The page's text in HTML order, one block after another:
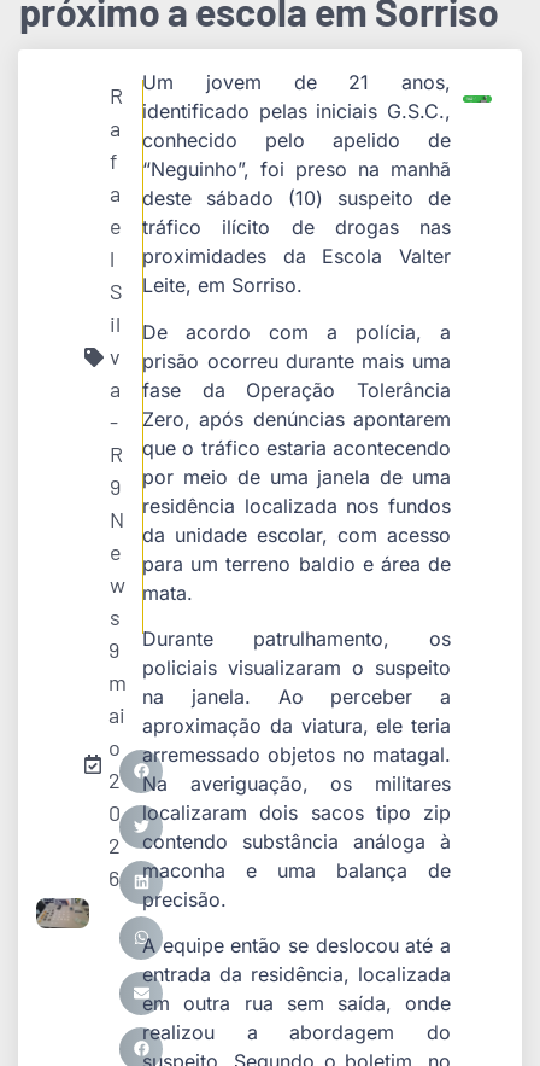
próximo a escola em Sorriso
R
a
f
a
e
l
S
il
v
a
-
R
9
N
e
w
s
9
m
ai
o
2
0
2
6
Um jovem de 21 anos,
identificado pelas iniciais G.S.C.,
conhecido pelo apelido de
“Neguinho”, foi preso na manhã
deste sábado (10) suspeito de
tráfico ilícito de drogas nas
proximidades da Escola Valter
Leite, em Sorriso.
De acordo com a polícia, a
prisão ocorreu durante mais uma
fase da Operação Tolerância
Zero, após denúncias apontarem
que o tráfico estaria acontecendo
por meio de uma janela de uma
residência localizada nos fundos
da unidade escolar, com acesso
para um terreno baldio e área de
mata.
Durante patrulhamento, os
policiais visualizaram o suspeito
na janela. Ao perceber a
aproximação da viatura, ele teria
arremessado objetos no matagal.
Na averiguação, os militares
localizaram dois sacos tipo zip
contendo substância análoga à
maconha e uma balança de
precisão.
A equipe então se deslocou até a
entrada da residência, localizada
em outra rua sem saída, onde
realizou a abordagem do